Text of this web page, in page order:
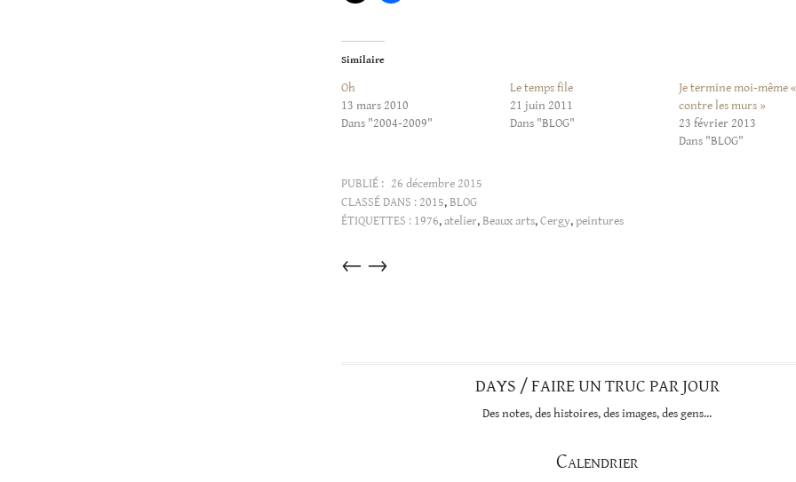
Similaire
Oh
13 mars 2010
Dans "2004-2009"
Le temps file
21 juin 2011
Dans "BLOG"
Je termine moi-même
contre les murs »
23 février 2013
Dans "BLOG"
PUBLIÉ : 26 décembre 2015
CLASSÉ DANS : 2015,BLOG
ÉTIQUETTES : 1976,atelier,Beaux arts,Cergy,peintures
Articles
→
←
DAYS / FAIRE UN TRUC PAR JOUR
Des notes, des histoires, des images, des gens…
Calendrier